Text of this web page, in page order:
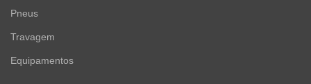
Pneus
Travagem
Equipamentos